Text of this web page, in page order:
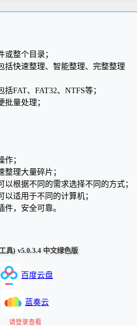
或整个目录；
括快速整理、智能整理、完整整理
FAT、FAT32、NTFS等；
批量处理；
作；
整理大量碎片；
以根据不同的需求选择不同的方式；
适用于不同的计算机；
件，安全可靠。
具) v5.0.3.4 中文绿色版
百度云盘
蓝奏云
请登录查看